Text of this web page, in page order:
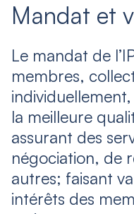
Mandat et
Le mandat de
membres,
la meilleure
assurant des
négociation, de
autres; faisant
intérêts des